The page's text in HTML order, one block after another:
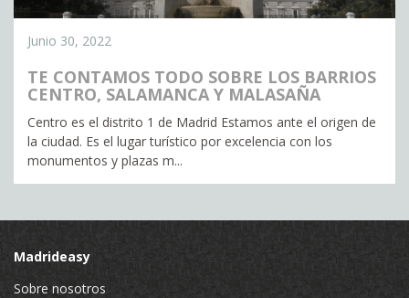
Junio 30, 2022
TE CONTAMOS TODO SOBRE LOS BARRIOS
CENTRO, SALAMANCA Y MALASAÑA
Centro es el distrito 1 de Madrid Estamos ante el origen de
la ciudad. Es el lugar turístico por excelencia con los
monumentos y plazas m...
Madrideasy
Sobre nosotros